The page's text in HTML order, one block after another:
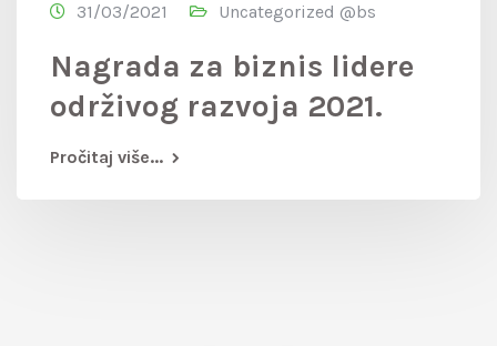
31/03/2021 Uncategorized @bs
Nagrada za biznis lidere
održivog razvoja 2021.
Pročitaj više...